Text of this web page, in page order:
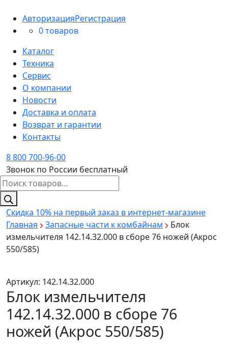
АвторизацияРегистрация
0 товаров
Каталог
Техника
Сервис
О компании
Новости
Доставка и оплата
Возврат и гарантии
Контакты
8 800 700-96-00
Звонок по России бесплатный
Поиск
товаров
Скидка 10% на первый заказ в интернет-магазине
Главная
Запасные части к комбайнам
Блок
измельчителя 142.14.32.000 в сборе 76 ножей (Акрос
550/585)
Артикул: 142.14.32.000
Блок измельчителя
142.14.32.000 в сборе 76
ножей (Акрос 550/585)